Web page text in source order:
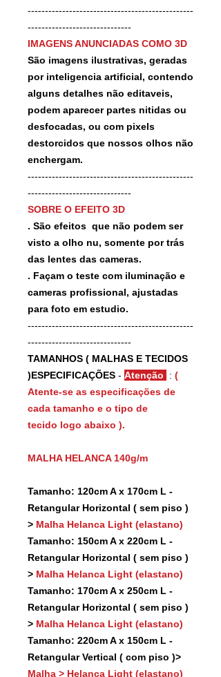
------------------------------------------------
------------------------------
IMAGENS ANUNCIADAS COMO 3D
São imagens ilustrativas, geradas
por inteligencia artificial, contendo
alguns detalhes não editaveis,
podem aparecer partes nitidas ou
desfocadas, ou com pixels
destorcidos que nossos olhos não
enchergam.
------------------------------------------------
------------------------------
SOBRE O EFEITO 3D
. São efeitos que não podem ser
visto a olho nu, somente por trás
das lentes das cameras.
. Façam o teste com iluminação e
cameras profissional, ajustadas
para foto em estudio.
------------------------------------------------
------------------------------
TAMANHOS ( MALHAS E TECIDOS
)ESPECIFICAÇÕES - Atenção : (
Atente-se as especificações de
cada tamanho e o tipo de
tecido logo abaixo ).
MALHA HELANCA 140g/m
Tamanho: 120cm A x 170cm L -
Retangular Horizontal ( sem piso )
> Malha Helanca Light (elastano)
Tamanho: 150cm A x 220cm L -
Retangular Horizontal ( sem piso )
> Malha Helanca Light (elastano)
Tamanho: 170cm A x 250cm L -
Retangular Horizontal ( sem piso )
> Malha Helanca Light (elastano)
Tamanho: 220cm A x 150cm L -
Retangular Vertical ( com piso )>
Malha > Helanca Light (elastano)